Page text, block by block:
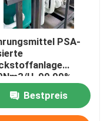
PSA-
H, 99,99%
Bestpreis